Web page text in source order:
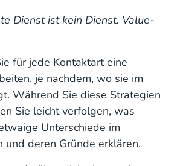
Dienst ist kein Dienst. Value-
für jede Kontaktart eine
je nachdem, wo sie im
Während Sie diese Strategien
Sie leicht verfolgen, was
Unterschiede im
und deren Gründe erklären.